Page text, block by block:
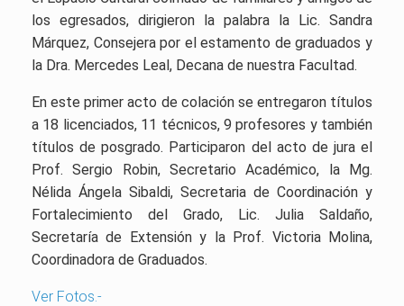
los egresados, dirigieron la palabra la Lic. Sandra
Márquez, Consejera por el estamento de graduados y
la Dra. Mercedes Leal, Decana de nuestra Facultad.
En este primer acto de colación se entregaron títulos
a 18 licenciados, 11 técnicos, 9 profesores y también
títulos de posgrado. Participaron del acto de jura el
Prof. Sergio Robin, Secretario Académico, la Mg.
Nélida Ángela Sibaldi, Secretaria de Coordinación y
Fortalecimiento del Grado, Lic. Julia Saldaño,
Secretaría de Extensión y la Prof. Victoria Molina,
Coordinadora de Graduados.
Ver Fotos.-